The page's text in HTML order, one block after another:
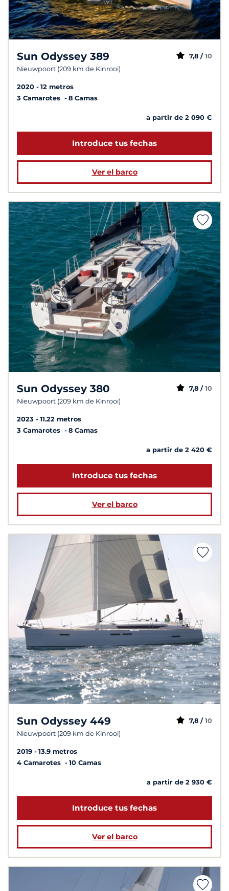
Sun Odyssey 389
Nieuwpoort (209 km de Kinrooi)
7,8 / 10
2020
12 metros
3 Camarotes
8 Camas
a partir de 2 090 €
Introduce tus fechas
Ver el barco
Sun Odyssey 380
Nieuwpoort (209 km de Kinrooi)
7,8 / 10
2023
11.22 metros
3 Camarotes
8 Camas
a partir de 2 420 €
Introduce tus fechas
Ver el barco
Sun Odyssey 449
Nieuwpoort (209 km de Kinrooi)
7,8 / 10
2019
13.9 metros
4 Camarotes
10 Camas
a partir de 2 930 €
Introduce tus fechas
Ver el barco